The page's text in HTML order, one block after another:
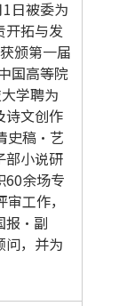
日被委为
开拓与发
颁第一届
国高等院
学聘为
诗文创作
史稿·艺
部小说研
60余场专
工作，
报·副
问，并为